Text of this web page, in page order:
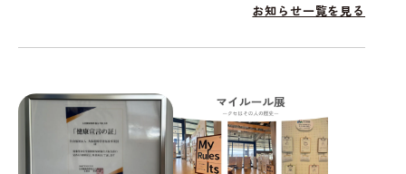
お知らせ一覧を見る